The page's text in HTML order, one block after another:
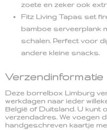
zoete en zeker ook
Fitz Living Tapas set
bamboe serveerplank
schalen. Perfect voor
andere kleine snacks.
Verzendinformatie
Deze borrelbox Limburg
werkdagen naar ieder
België of Duitsland. U kunt
verzendadres. We voegen
handgeschreven kaartje